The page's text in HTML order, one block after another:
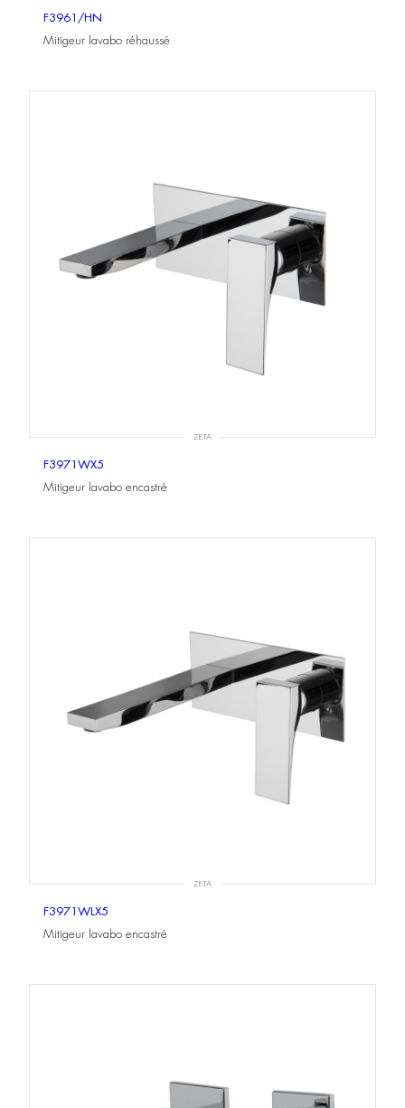
F3961/HN
Mitigeur lavabo réhaussé
ZETA
F3971WX5
Mitigeur lavabo encastré
ZETA
F3971WLX5
Mitigeur lavabo encastré